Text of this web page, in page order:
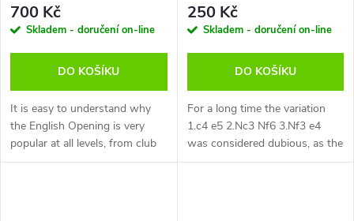
700 Kč
Skladem - doručení on-line
DO KOŠÍKU
It is easy to understand why
the English Opening is very
popular at all levels, from club
player up to Grandmaster level.
250 Kč
Skladem - doručení on-line
DO KOŠÍKU
For a long time the variation
1.c4 e5 2.Nc3 Nf6 3.Nf3 e4
was considered dubious, as the
pawn on e4 was doomed to fall